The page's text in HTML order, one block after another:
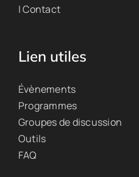
| Contact
Lien utiles
Évènements
Programmes
Groupes de discussion
Outils
FAQ